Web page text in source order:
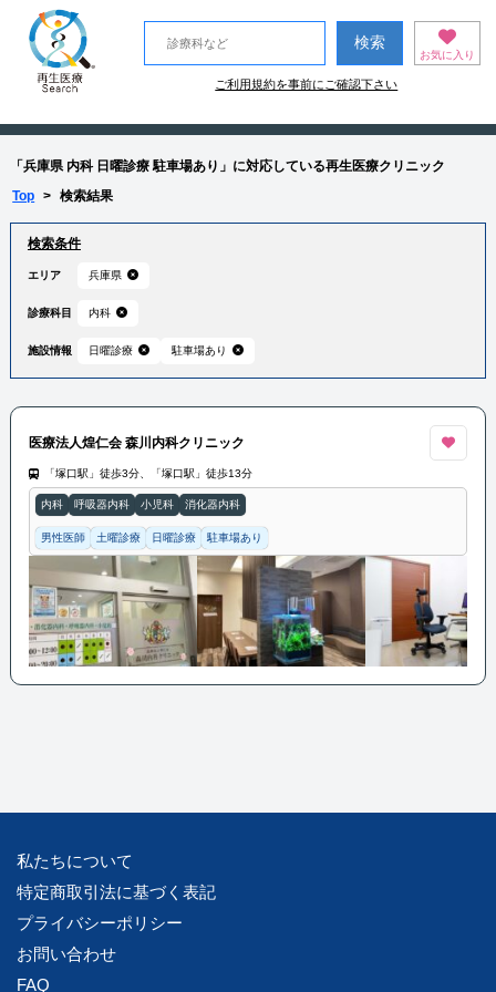
お気に入り
ご利用規約を事前にご確認下さい
「兵庫県 内科 日曜診療 駐車場あり」に対応している再生医療クリニック
Top > 検索結果
検索条件
エリア 兵庫県
診療科目 内科
施設情報 日曜診療 駐車場あり
医療法人煌仁会 森川内科クリニック
「塚口駅」徒歩3分、「塚口駅」徒歩13分
内科 呼吸器内科 小児科 消化器内科
男性医師 土曜診療 日曜診療 駐車場あり
私たちについて
特定商取引法に基づく表記
プライバシーポリシー
お問い合わせ
FAQ